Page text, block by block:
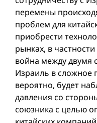
перемены
проблем для
приобрести
рынках, в
вой­на между двумя
Израиль в сложное
вероятно, будет
давления со
союзника с целью